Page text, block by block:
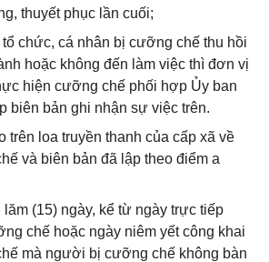
thuyết phục lần cuối;
chức, cá nhân bị cưỡng chế thu hồi
hoặc không đến làm việc thì đơn vị
hiện cưỡng chế phối hợp Ủy ban
biên bản ghi nhận sự việc trên.
trên loa truyền thanh của cấp xã về
và biên bản đã lập theo điểm a
(15) ngày, kể từ ngày trực tiếp
chế hoặc ngày niêm yết công khai
mà người bị cưỡng chế không bàn